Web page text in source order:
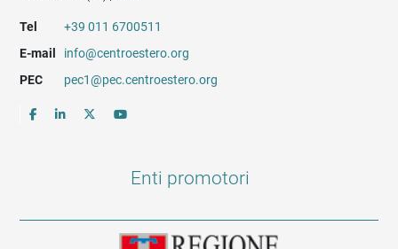
Tel
+39 011 6700511
E-mail
info@centroestero.org
PEC
pec1@pec.centroestero.org
Enti promotori